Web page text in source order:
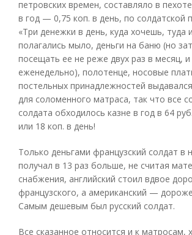
петровских времен, составляло в
в год — 0,75 коп. в день, по солдатской
«Три денежки в день, куда хочешь, туда
полагались мыло, деньги на баню (но
посещать ее не реже двух раз в месяц,
еженедельно), полотенце, носовые
постельных принадлежностей
для соломенного матраса, так что все
солдата обходилось казне в год в 64
или 18 коп. в день!
Только деньгами французский солдат в
получал в 13 раз больше, не считая
снабжения, английский стоил вдвое
французского, а американский —
Самым дешевым был русский солдат.
Все сказанное относится и к матросам,